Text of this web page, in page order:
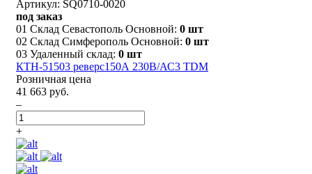
Артикул: SQ0710-0020
под заказ
01 Склад Севастополь Основной: 0 шт
02 Склад Симферополь Основной: 0 шт
03 Удаленный склад: 0 шт
КТН-51503 реверс150А 230В/АС3 TDM
Розничная цена
41 663 руб.
–
+